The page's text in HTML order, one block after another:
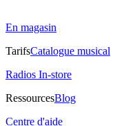
En magasin
TarifsCatalogue musical
Radios In-store
RessourcesBlog
Centre d'aide